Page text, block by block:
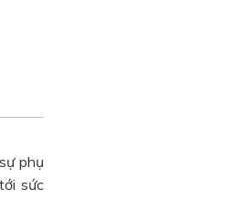
phụ
sức